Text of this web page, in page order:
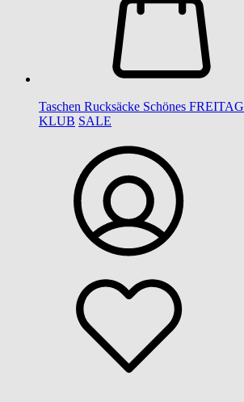
Taschen Rucksäcke Schönes FREITAG
KLUB SALE